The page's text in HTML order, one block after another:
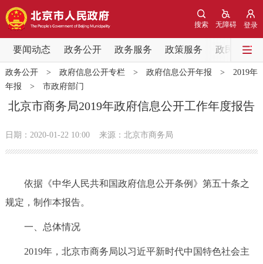
登录
无障碍
搜索
要闻动态 政务公开 政务服务 政策服务 政民互动
要闻动态
党中央精神 国务院信息 中央部委动态
北京要闻 会议信息 部门动态
各区热点
市领导
政务公开> 政府信息公开专栏> 政府信息公开年报 > 2019年
年报 > 市政府部门
北京市商务局2019年政府信息公开工作年度报告
日期：2020-01-22 10:00 来源：北京市商务局
依据《中华人民共和国政府信息公开条例》第五十条之
规定，制作本报告。
一、总体情况
2019年，北京市商务局以习近平新时代中国特色社会主